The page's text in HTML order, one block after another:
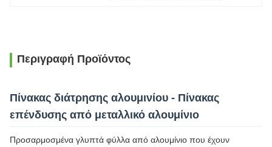
Περιγραφή Προϊόντος
Πίνακας διάτρησης αλουμινίου - Πίνακας
επένδυσης από μεταλλικό αλουμίνιο
Προσαρμοσμένα γλυπτά φύλλα από αλουμίνιο που έχουν